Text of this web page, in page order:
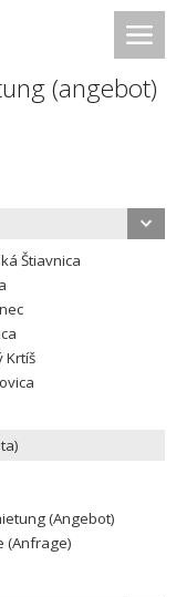
(angebot)
Štiavnica
Krtíš
(Angebot)
(Anfrage)